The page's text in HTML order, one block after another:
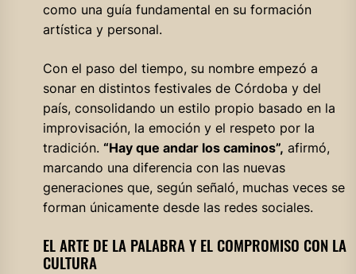
como una guía fundamental en su formación
artística y personal.
Con el paso del tiempo, su nombre empezó a
sonar en distintos festivales de Córdoba y del
país, consolidando un estilo propio basado en la
improvisación, la emoción y el respeto por la
tradición. “Hay que andar los caminos”, afirmó,
marcando una diferencia con las nuevas
generaciones que, según señaló, muchas veces se
forman únicamente desde las redes sociales.
EL ARTE DE LA PALABRA Y EL COMPROMISO CON LA
CULTURA